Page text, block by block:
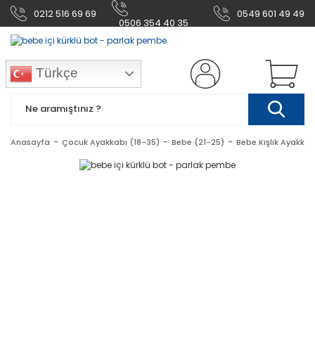
0212 516 69 69
0506 354 40 35
0549 601 49 49
Türkçe
Anasayfa Çocuk Ayakkabı (18-35) Bebe (21-25) Bebe Kışlık